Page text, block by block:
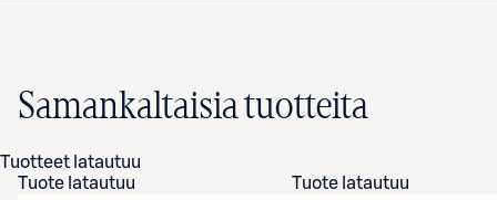
Samankaltaisia tuotteita
Tuotteet latautuu
Tuote latautuu
Tuote latautuu